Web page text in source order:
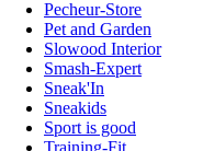
Pecheur-Store
Pet and Garden
Slowood Interior
Smash-Expert
Sneak'In
Sneakids
Sport is good